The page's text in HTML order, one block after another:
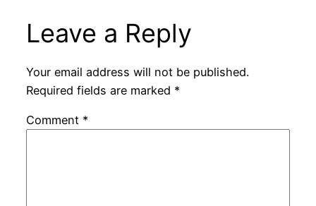
Leave a Reply
Your email address will not be published.
Required fields are marked *
Comment *